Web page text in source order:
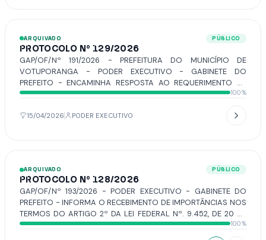
ARQUIVADO PÚBLICO
PROTOCOLO Nº 129/2026
GAP/OF/Nº 191/2026 - PREFEITURA DO MUNICÍPIO DE
VOTUPORANGA - PODER EXECUTIVO - GABINETE DO
PREFEITO - ENCAMINHA RESPOSTA AO REQUERIMENTO Nº
50/2026, DE AUTORIA DO VEREADOR EMERSON PEREIRA.
100%
15/04/2026 PODER EXECUTIVO
ARQUIVADO PÚBLICO
PROTOCOLO Nº 128/2026
GAP/OF/Nº 193/2026 - PODER EXECUTIVO - GABINETE DO
PREFEITO - INFORMA O RECEBIMENTO DE IMPORTÂNCIAS NOS
TERMOS DO ARTIGO 2º DA LEI FEDERAL Nº. 9.452, DE 20 DE
MARÇO DE 1997.
100%